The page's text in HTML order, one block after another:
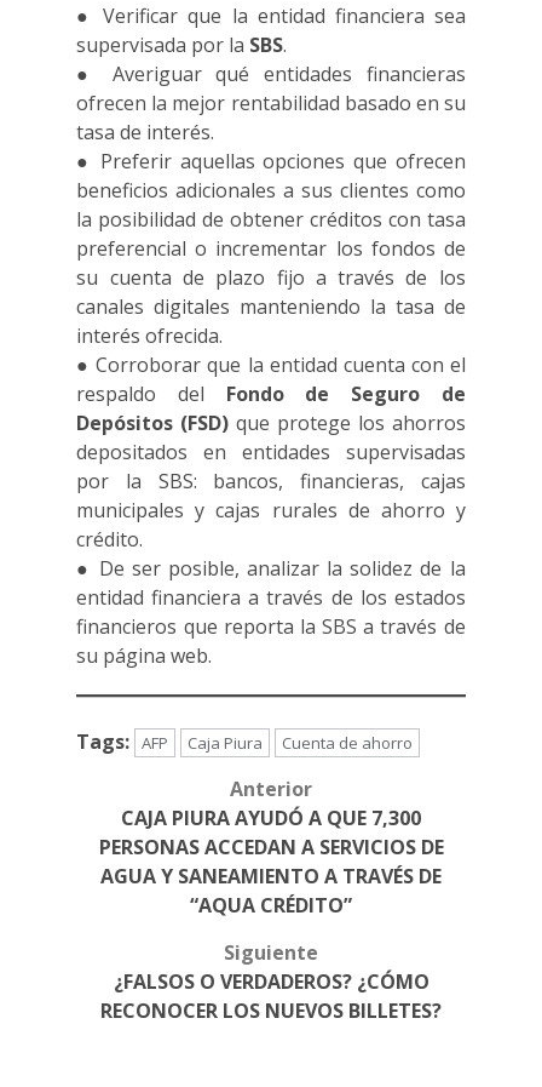
● Verificar que la entidad financiera sea
supervisada por la SBS.
● Averiguar qué entidades financieras
ofrecen la mejor rentabilidad basado en su
tasa de interés.
● Preferir aquellas opciones que ofrecen
beneficios adicionales a sus clientes como
la posibilidad de obtener créditos con tasa
preferencial o incrementar los fondos de
su cuenta de plazo fijo a través de los
canales digitales manteniendo la tasa de
interés ofrecida.
● Corroborar que la entidad cuenta con el
respaldo del Fondo de Seguro de
Depósitos (FSD) que protege los ahorros
depositados en entidades supervisadas
por la SBS: bancos, financieras, cajas
municipales y cajas rurales de ahorro y
crédito.
● De ser posible, analizar la solidez de la
entidad financiera a través de los estados
financieros que reporta la SBS a través de
su página web.
Tags: AFP Caja Piura Cuenta de ahorro
navigation
Anterior
CAJA PIURA AYUDÓ A QUE 7,300
PERSONAS ACCEDAN A SERVICIOS DE
AGUA Y SANEAMIENTO A TRAVÉS DE
“AQUA CRÉDITO”
Siguiente
¿FALSOS O VERDADEROS? ¿CÓMO
RECONOCER LOS NUEVOS BILLETES?